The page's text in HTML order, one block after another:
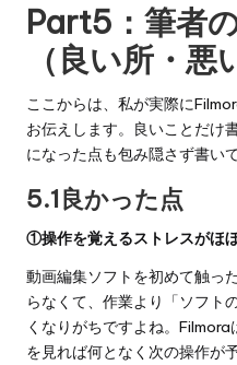
Part5：筆者
（良い所・悪
ここからは、私が実際に
お伝えします。良いことだけ
になった点も包み隠さず書い
5.1良かった点
①操作を覚えるストレスがほ
動画編集ソフトを初めて触っ
らなくて、作業より「ソフト
くなりがちですよね。
を見れば何となく次の操作が